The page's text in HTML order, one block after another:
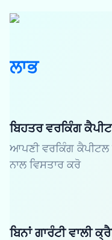
ਲਾਭ
ਬਿਹਤਰ ਵਰਕਿੰਗ
ਆਪਣੀ ਵਰਕਿੰਗ ਕੈਪੀਟਲ
ਨਾਲ ਵਿਸਤਾਰ ਕਰੋ
ਬਿਨਾਂ ਗਾਰੰਟੀ ਵਾਲੀ